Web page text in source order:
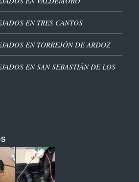
EN TRES CANTOS
EN TORREJÓN DE ARDOZ
EN SAN SEBASTIÁN DE LOS